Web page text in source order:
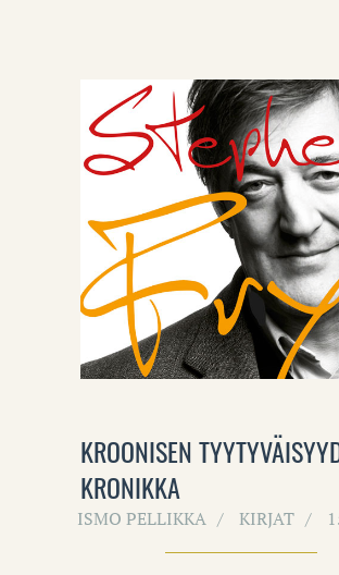
KROONISEN
KRONIKKA
ISMO PELLIKKA KIRJAT